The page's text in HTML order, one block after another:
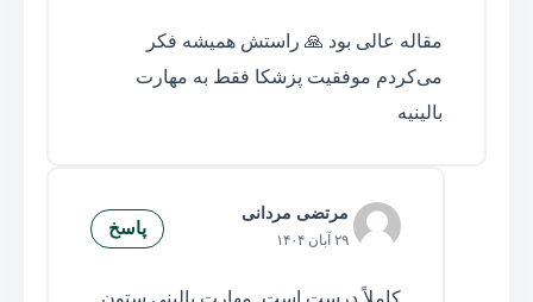
مقاله عالی بود 🙏 راستش همیشه فکر
می‌کردم موفقیت پزشکا فقط به مهارت
بالینیه
مرتضی مردانی
۲۹ آبان ۱۴۰۴
پاسخ
کاملاً درست است. مهارت بالینی ستون